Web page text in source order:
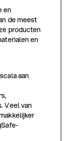
en
de meest
producten
en
aan
Veel van